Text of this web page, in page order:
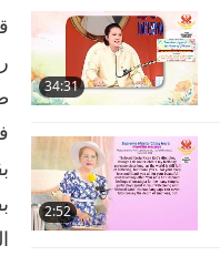
34:31
2:52